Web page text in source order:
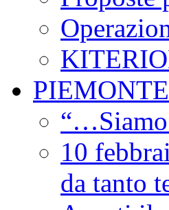
PIEMONTE
“…Siamo
10
da tanto